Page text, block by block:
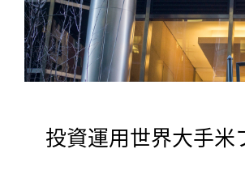
投資運用世界大手米